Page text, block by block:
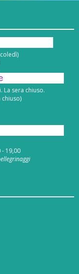
sera chiuso.
chiuso)
- 19,00